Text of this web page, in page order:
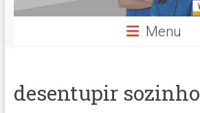
Menu
desentupir sozinho